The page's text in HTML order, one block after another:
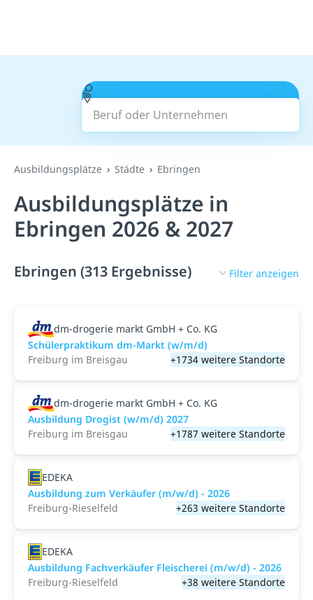
Beruf oder Unternehmen
Suchen
Ausbildungsplätze Städte Ebringen
Ausbildungsplätze in
Ebringen 2026 & 2027
Ebringen (313 Ergebnisse) Filter anzeigen
dm-drogerie markt GmbH + Co. KG
Schülerpraktikum dm-Markt (w/m/d)
Freiburg im Breisgau
+1734 weitere Standorte
dm-drogerie markt GmbH + Co. KG
Ausbildung Drogist (w/m/d) 2027
Freiburg im Breisgau
+1787 weitere Standorte
EDEKA
Ausbildung zum Verkäufer (m/w/d) - 2026
Freiburg-Rieselfeld
+263 weitere Standorte
EDEKA
Ausbildung Fachverkäufer Fleischerei (m/w/d) - 2026
Freiburg-Rieselfeld
+38 weitere Standorte